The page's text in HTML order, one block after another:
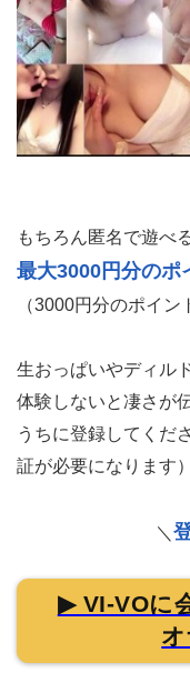
もちろん匿名で遊べ
最大3000円分のポ
（3000円分のポイン
生おっぱいやディル
体験しないと凄さが
うちに登録してくだ
証が必要になります）
＼
▶ VI-VOに